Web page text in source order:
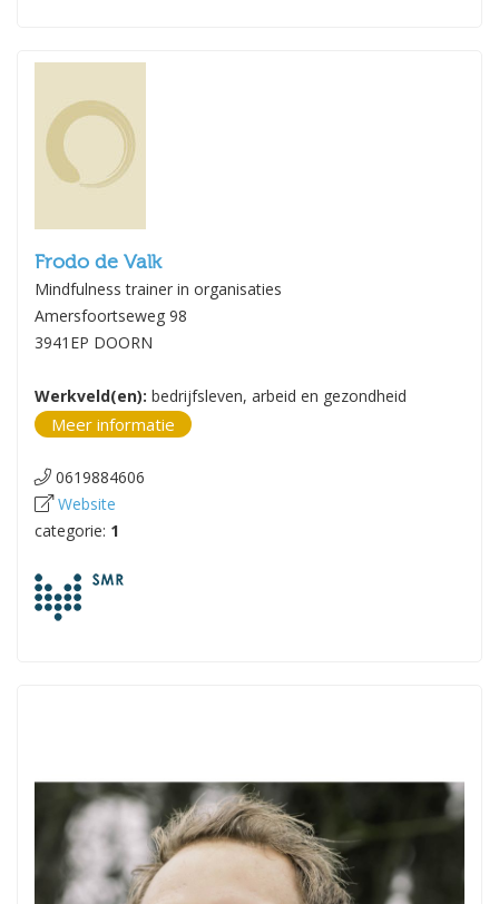
Frodo de Valk
Mindfulness trainer in organisaties
Amersfoortseweg 98
3941EP DOORN
Werkveld(en): bedrijfsleven, arbeid en gezondheid
Meer informatie
0619884606
Website
categorie: 1